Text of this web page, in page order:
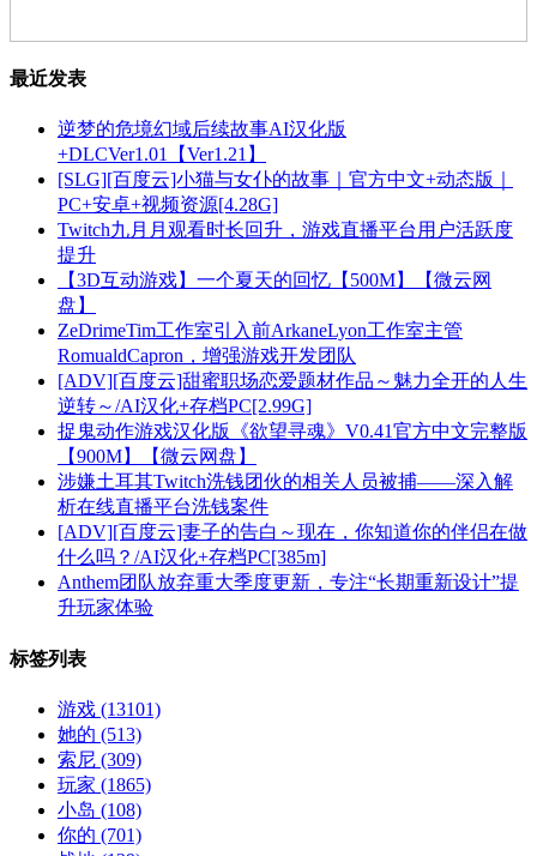
最近发表
逆梦的危境幻域后续故事AI汉化版
+DLCVer1.01【Ver1.21】
[SLG][百度云]小猫与女仆的故事｜官方中文+动态版｜
PC+安卓+视频资源[4.28G]
Twitch九月月观看时长回升，游戏直播平台用户活跃度
提升
【3D互动游戏】一个夏天的回忆【500M】【微云网
盘】
ZeDrimeTim工作室引入前ArkaneLyon工作室主管
RomualdCapron，增强游戏开发团队
[ADV][百度云]甜蜜职场恋爱题材作品～魅力全开的人生
逆转～/AI汉化+存档PC[2.99G]
捉鬼动作游戏汉化版《欲望寻魂》V0.41官方中文完整版
【900M】【微云网盘】
涉嫌土耳其Twitch洗钱团伙的相关人员被捕——深入解
析在线直播平台洗钱案件
[ADV][百度云]妻子的告白～现在，你知道你的伴侣在做
什么吗？/AI汉化+存档PC[385m]
Anthem团队放弃重大季度更新，专注“长期重新设计”提
升玩家体验
标签列表
游戏 (13101)
她的 (513)
索尼 (309)
玩家 (1865)
小岛 (108)
你的 (701)